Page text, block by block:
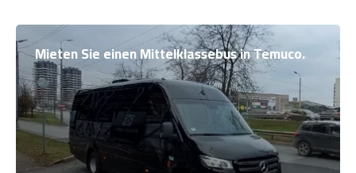
Mieten Sie einen Mittelklassebus in Temuco.